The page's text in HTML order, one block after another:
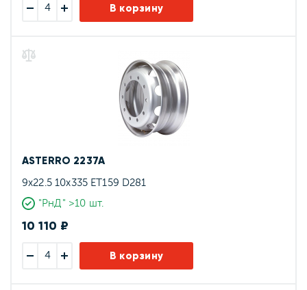
В корзину
ASTERRO 2237A
9x22.5 10x335 ET159 D281
"РнД" >10 шт.
10 110 ₽
В корзину